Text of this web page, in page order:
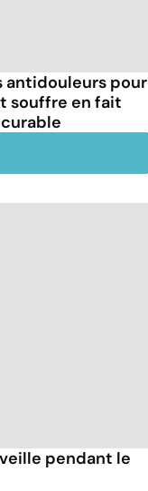
antidouleurs pour
souffre en fait
pendant le